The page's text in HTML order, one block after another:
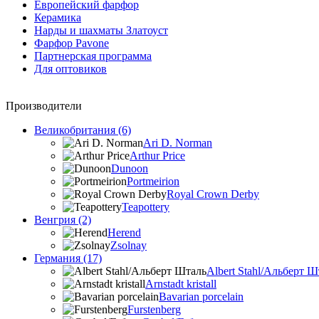
Европейский фарфор
Керамика
Нарды и шахматы Златоуст
Фарфор Pavone
Партнерская программа
Для оптовиков
Производители
Великобритания (6)
Ari D. Norman
Arthur Price
Dunoon
Portmeirion
Royal Crown Derby
Teapottery
Венгрия (2)
Herend
Zsolnay
Германия (17)
Albert Stahl/Альбеpт
Arnstadt kristall
Bavarian porcelain
Furstenberg